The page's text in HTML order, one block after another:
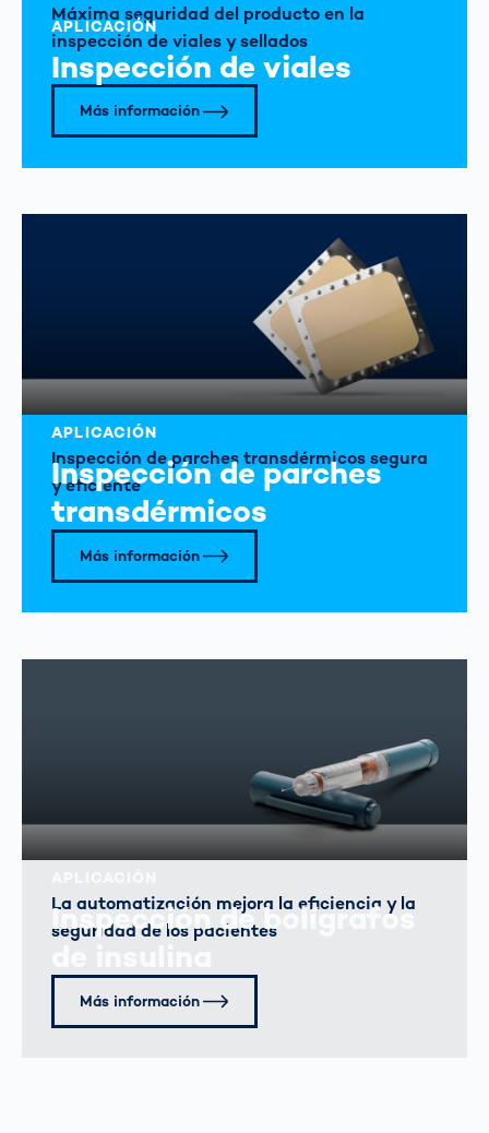
APLICACIÓN
Inspección de viales
Máxima seguridad del producto en la
inspección de viales y sellados
Más información
APLICACIÓN
Inspección de parches
transdérmicos
Inspección de parches transdérmicos segura
y eficiente
Más información
Inspección de bolígrafos
La automatización mejora la eficiencia y la
seguridad de los pacientes
Más información